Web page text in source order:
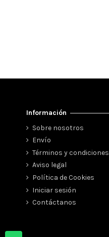
Información
Sobre nosotros
Envío
Términos y condiciones
Aviso legal
Política de Cookies
Iniciar sesión
Contáctanos